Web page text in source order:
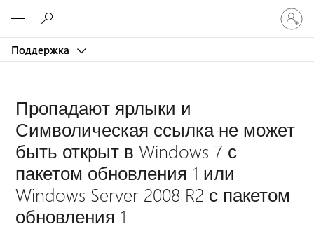
Поддержка
Пропадают ярлыки и
Символическая ссылка не может
быть открыт в Windows 7 с
пакетом обновления 1 или
Windows Server 2008 R2 с пакетом
обновления 1